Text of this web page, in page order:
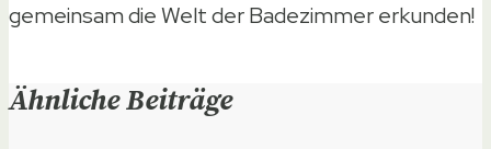
gemeinsam die Welt der Badezimmer erkunden!
Ähnliche Beiträge